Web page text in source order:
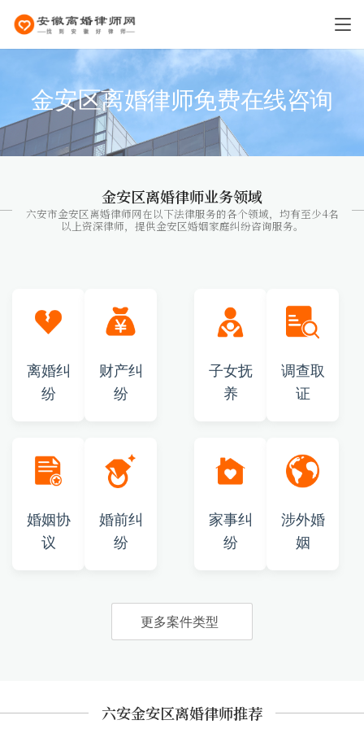
金安区离婚律师免费在线咨询
金安区离婚律师业务领域
六安市金安区离婚律师网在以下法律服务的各个领域，均有至少4名
以上资深律师，提供金安区婚姻家庭纠纷咨询服务。
离婚纠
纷
财产纠
纷
子女抚
养
调查取
证
婚姻协
议
婚前纠
纷
家事纠
纷
涉外婚
姻
更多案件类型
六安金安区离婚律师推荐